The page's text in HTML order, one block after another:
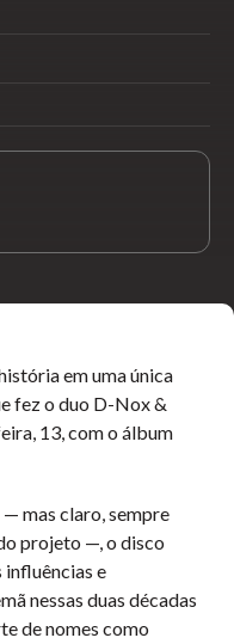
em uma única
fez o duo D-Nox &
13, com o álbum
mas claro, sempre
projeto —, o disco
e
nessas duas décadas
de nomes como